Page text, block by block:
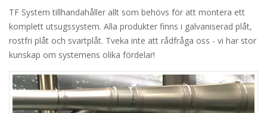
TF System tillhandahåller allt som behövs för att montera ett
komplett utsugssystem. Alla produkter finns i galvaniserad plåt,
rostfri plåt och svartplåt. Tveka inte att rådfråga oss - vi har stor
kunskap om systemens olika fördelar!